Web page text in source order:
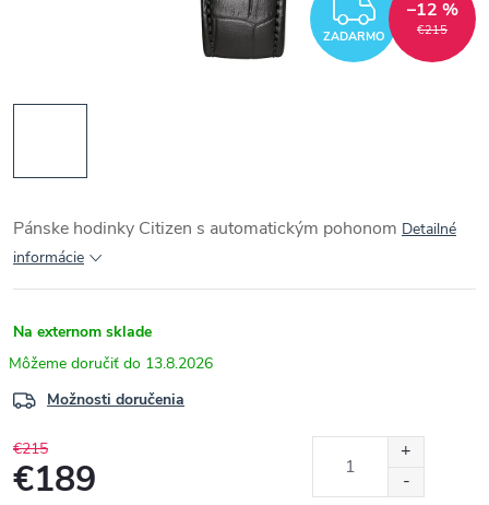
ZADARMO €215
–12 %
Pánske hodinky Citizen s automatickým pohonom Detailné
informácie
Na externom sklade
13.8.2026
Možnosti doručenia
€215
€189